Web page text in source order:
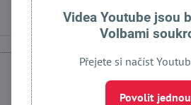
Videa Youtube jsou
Volbami
Přejete si načíst
Povolit jednou